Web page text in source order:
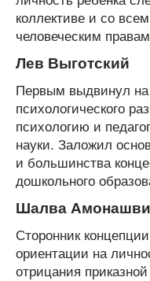
коллективе и со
человеческим
Лев Выготский
Первым выдвинул на
психологического
психологию и
науки. Заложил
и большинства
дошкольного
Шалва
Сторонник
ориентации на
отрицания